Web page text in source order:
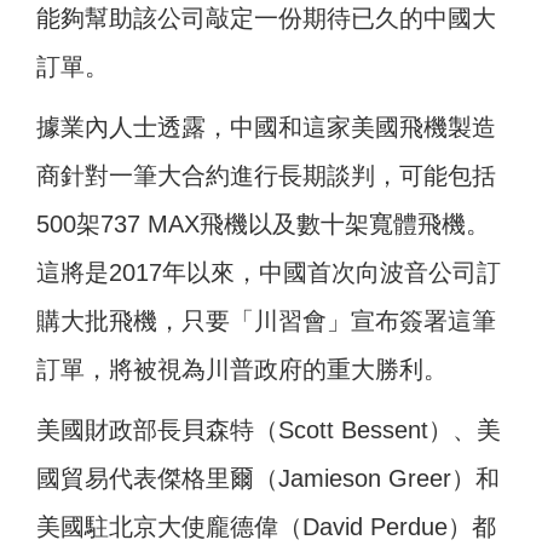
能夠幫助該公司敲定一份期待已久的中國大
訂單。
據業內人士透露，中國和這家美國飛機製造
商針對一筆大合約進行長期談判，可能包括
500架737 MAX飛機以及數十架寬體飛機。
這將是2017年以來，中國首次向波音公司訂
購大批飛機，只要「川習會」宣布簽署這筆
訂單，將被視為川普政府的重大勝利。
美國財政部長貝森特（Scott Bessent）、美
國貿易代表傑格里爾（Jamieson Greer）和
美國駐北京大使龐德偉（David Perdue）都